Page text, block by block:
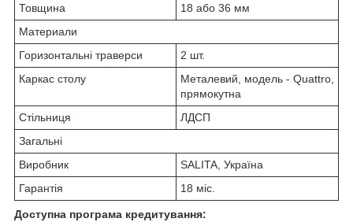
Товщина
18 або 36 мм
Материали
Горизонтальні траверси
2 шт.
Каркас столу
Металевий, модель - Quattro,
прямокутна
Стільниця
ЛДСП
Загальні
Виробник
SALITA, Україна
Гарантія
18 міс.
Доступна програма кредитування: